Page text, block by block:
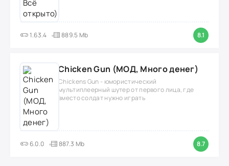
1.63.4 889.5 Mb 8.1
Chicken Gun (МОД, Много денег)
Chickens Gun - юмористический
мультиплеерный шутер от первого лица, где
вместо солдат нужно играть
6.0.0 887.3 Mb 8.7